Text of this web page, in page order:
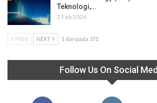
Teknologi,…
2 Feb 2026
PREV NEXT 1 daripada 371
Follow Us On Social